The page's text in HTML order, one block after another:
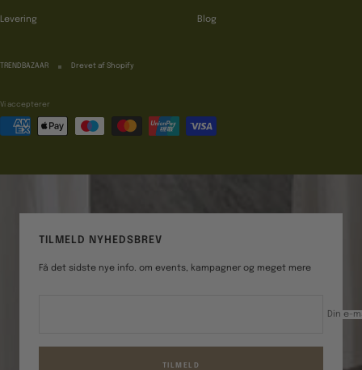
Levering Blog
TRENDBAZAAR Drevet af Shopify
Vi accepterer
TILMELD NYHEDSBREV
Få det sidste nye info. om events, kampagner og meget mere
Din e-
TILMELD